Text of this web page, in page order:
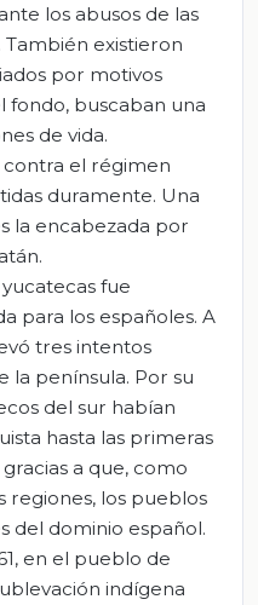
los abusos de las
También existieron
por motivos
fondo, buscaban una
de vida.
contra el régimen
duramente. Una
la encabezada por
fue
para los españoles. A
tres intentos
la península. Por su
del sur habían
hasta las primeras
a que, como
regiones, los pueblos
del dominio español.
en el pueblo de
indígena